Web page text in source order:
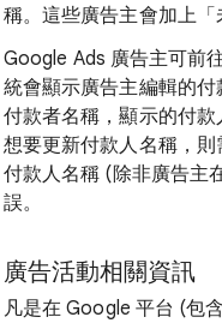
稱。這些廣告主會加上「
Google Ads 廣告主可前
統會顯示廣告主編輯的
付款者名稱，顯示的付
想要更新付款人名稱，
付款人名稱 (除非廣告主
誤。
廣告活動相關資訊
凡是在 Google 平台 (包